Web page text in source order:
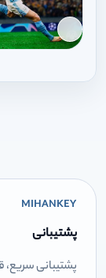
برای افزودن
MIHANKEY
پشتیبانی
پشتیبانی سریع،